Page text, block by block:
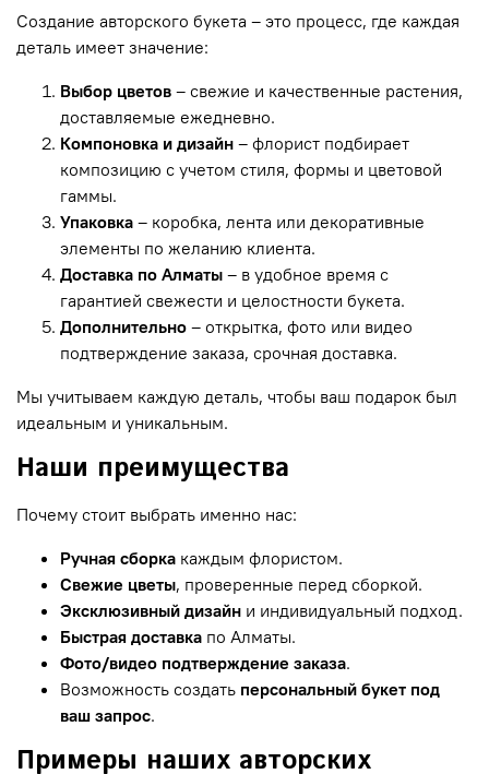
Создание авторского букета – это процесс, где каждая
деталь имеет значение:
Выбор цветов – свежие и качественные растения,
доставляемые ежедневно.
Компоновка и дизайн – флорист подбирает
композицию с учетом стиля, формы и цветовой
гаммы.
Упаковка – коробка, лента или декоративные
элементы по желанию клиента.
Доставка по Алматы – в удобное время с
гарантией свежести и целостности букета.
Дополнительно – открытка, фото или видео
подтверждение заказа, срочная доставка.
Мы учитываем каждую деталь, чтобы ваш подарок был
идеальным и уникальным.
Наши преимущества
Почему стоит выбрать именно нас:
Ручная сборка каждым флористом.
Свежие цветы, проверенные перед сборкой.
Эксклюзивный дизайн и индивидуальный подход.
Быстрая доставка по Алматы.
Фото/видео подтверждение заказа.
Возможность создать персональный букет под
ваш запрос.
Примеры наших авторских